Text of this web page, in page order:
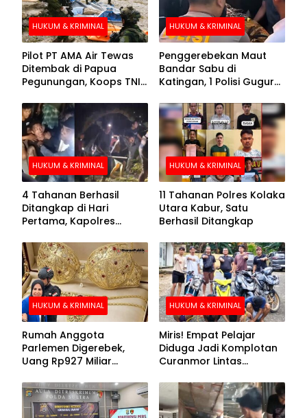
HUKUM & KRIMINAL
Pilot PT AMA Air Tewas
Ditembak di Papua
Pegunungan, Koops TNI
Evakuasi Jenazah
Korban
HUKUM & KRIMINAL
Penggerebekan Maut
Bandar Sabu di
Katingan, 1 Polisi Gugur
HUKUM & KRIMINAL
4 Tahanan Berhasil
Ditangkap di Hari
Pertama, Kapolres
Buronan Segera
Menyerahkan Diri
HUKUM & KRIMINAL
11 Tahanan Polres Kolaka
Utara Kabur, Satu
Berhasil Ditangkap
HUKUM & KRIMINAL
Rumah Anggota
Parlemen Digerebek,
Uang Rp927 Miliar
HUKUM & KRIMINAL
Miris! Empat Pelajar
Diduga Jadi Komplotan
Curanmor Lintas